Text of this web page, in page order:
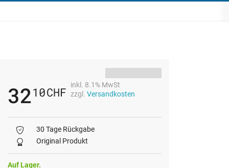
3210CHF
inkl. 8.1% MwSt
zzgl. Versandkosten
30 Tage Rückgabe
Original Produkt
Auf Lager.